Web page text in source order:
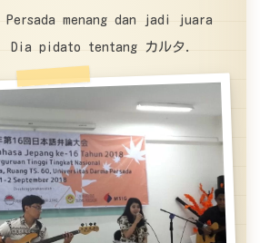
Persada menang dan jadi juara
Dia pidato tentang カルタ.